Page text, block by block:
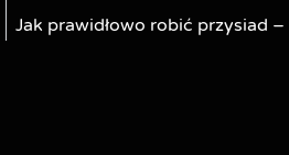
Jak prawidłowo robić przysiad